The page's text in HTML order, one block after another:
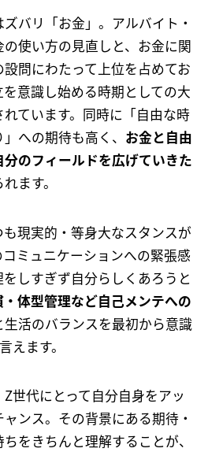
バリ「お金」。アルバイト・
使い方の見直しと、お金に関
問にわたって上位を占めてお
意識し始める時期としての大
ています。同時に「自由な時
への期待も高く、 お金と自由
のフィールドを広げていきた
ます。
も現実的・等身大なスタンスが
ミュニケーションへの緊張感
しすぎず自分らしくあろうと
体型管理など自己メンテへの
生活のバランスを最初から意識
えます。
世代にとって自分自身をアッ
ンス。その背景にある期待・
をきちんと理解することが、